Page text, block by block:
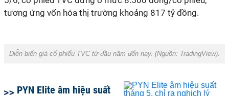
tương ứng vốn hóa thị trường khoảng 817 tỷ đồng.
Diễn biến giá cổ phiếu TVC từ đầu năm đến nay. (Nguồn: TradingView).
PYN Elite âm hiệu suất